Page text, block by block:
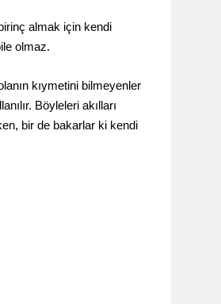
almak için kendi
olmaz.
kıymetini bilmeyenler
Böyleleri akılları
bir de bakarlar ki kendi